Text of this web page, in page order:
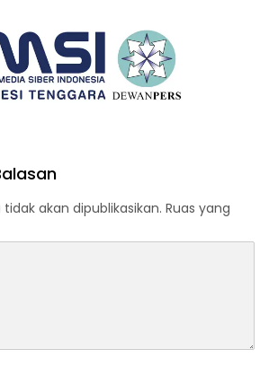
akan dipublikasikan. Ruas yang